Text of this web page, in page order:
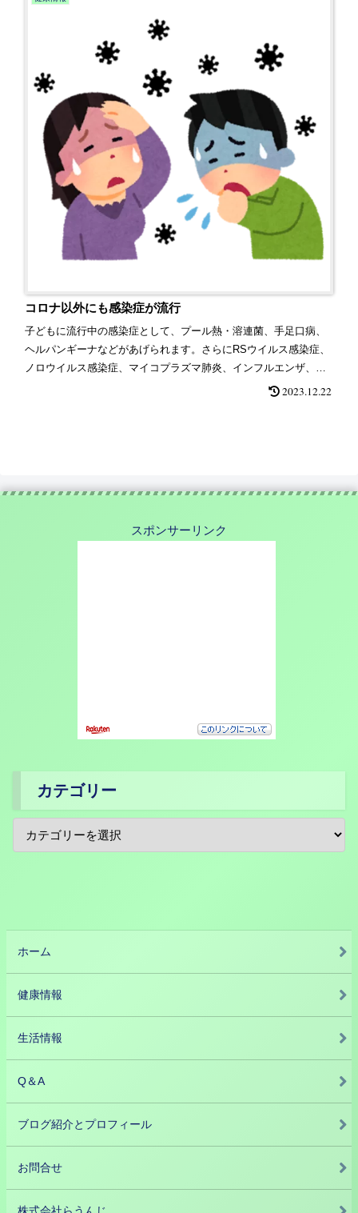
コロナ以外にも感染症が流行
子どもに流行中の感染症として、プール熱・溶連菌、手足口病、
ヘルパンギーナなどがあげられます。さらにRSウイルス感染症、
ノロウイルス感染症、マイコプラズマ肺炎、インフルエンザ、引
き続きプール熱・溶連菌などこれから、まだまだ注意が必要で
2023.12.22
スポンサーリンク
カテゴリー
ホーム
健康情報
生活情報
Q＆A
ブログ紹介とプロフィール
お問合せ